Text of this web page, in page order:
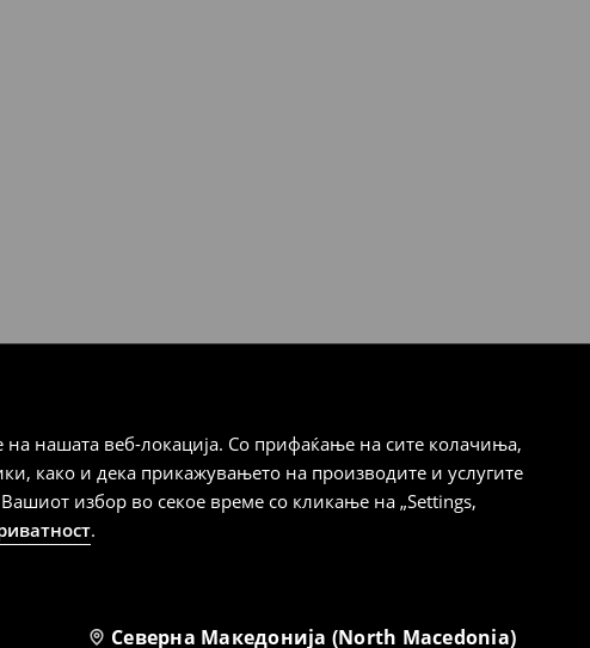
нашата веб-локација. Со прифаќање на сите колачиња,
како и дека прикажувањето на производите и услугите
избор во секое време со кликање на „Settings,
.
Северна Македонија (North Macedonia)